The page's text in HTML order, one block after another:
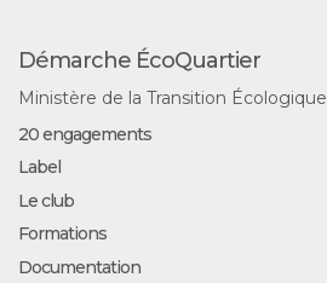
Démarche ÉcoQuartier
Ministère de la Transition Écologique
20 engagements
Label
Le club
Formations
Documentation